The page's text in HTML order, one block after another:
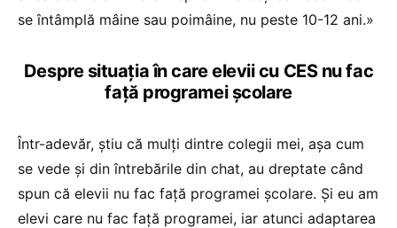
se întâmplă mâine sau poimâine, nu peste 10-12 ani.»
Despre situația în care elevii cu CES nu fac
față programei școlare
Într-adevăr, știu că mulți dintre colegii mei, așa cum
se vede și din întrebările din chat, au dreptate când
spun că elevii nu fac față programei școlare. Și eu am
elevi care nu fac față programei, iar atunci adaptarea